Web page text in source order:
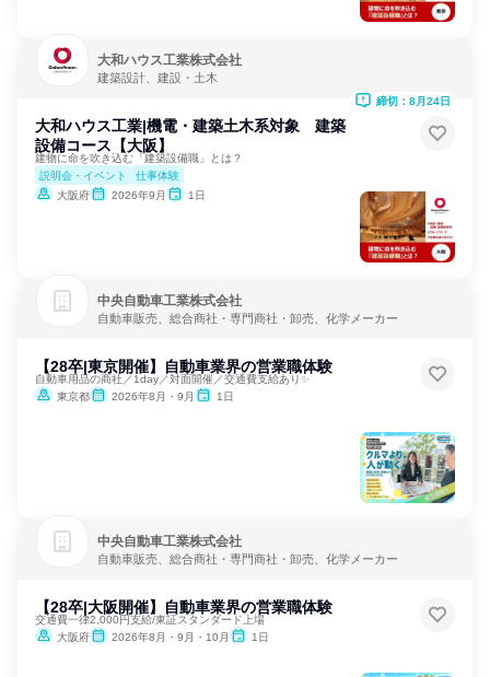
大和ハウス工業株式会社
建築設計、建設・土木
大和ハウス工業|機電・建築土木系対象 建築
設備コース【大阪】
建物に命を吹き込む「建築設備職」とは？
説明会・イベント
仕事体験
大阪府
2026年9月 1日
締切：8月24日
中央自動車工業株式会社
自動車販売、総合商社・専門商社・卸売、化学メーカー
【28卒|東京開催】自動車業界の営業職体験
自動車用品の商社／1day／対面開催／交通費支給あり✨
東京都
2026年8月・9月 1日
中央自動車工業株式会社
自動車販売、総合商社・専門商社・卸売、化学メーカー
【28卒|大阪開催】自動車業界の営業職体験
交通費一律2,000円支給/東証スタンダード上場
大阪府
2026年8月・9月・10月 1日